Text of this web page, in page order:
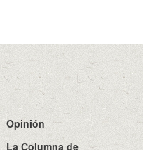
Opinión
La Columna de